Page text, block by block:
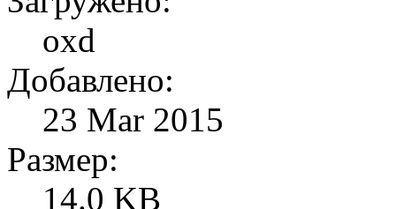
oxd
Добавлено:
23 Mar 2015
Размер:
14.0 KB